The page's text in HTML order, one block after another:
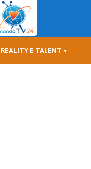
REALITY E TALENT